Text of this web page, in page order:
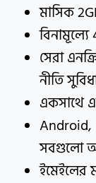
মাসিক
বিনামূল্যে
সেরা
নীতি
একসাথে
Android,
সবগুলো
ইমেইলের